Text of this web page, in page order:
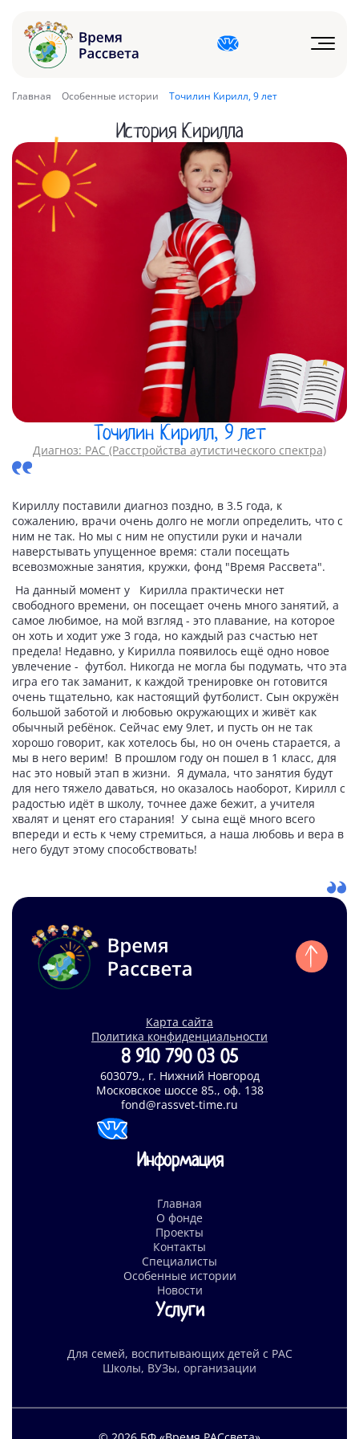
Главная Особенные истории Точилин Кирилл, 9 лет
История Кирилла
Точилин Кирилл, 9 лет
Диагноз: РАС (Расстройства аутистического спектра)
Кириллу поставили диагноз поздно, в 3.5 года, к
сожалению, врачи очень долго не могли определить, что с
ним не так. Но мы с ним не опустили руки и начали
наверстывать упущенное время: стали посещать
всевозможные занятия, кружки, фонд "Время Рассвета".
На данный момент у Кирилла практически нет
свободного времени, он посещает очень много занятий, а
самое любимое, на мой взгляд - это плавание, на которое
он хоть и ходит уже 3 года, но каждый раз счастью нет
предела! Недавно, у Кирилла появилось ещё одно новое
увлечение - футбол. Никогда не могла бы подумать, что эта
игра его так заманит, к каждой тренировке он готовится
очень тщательно, как настоящий футболист. Сын окружён
большой заботой и любовью окружающих и живёт как
обычный ребёнок. Сейчас ему 9лет, и пусть он не так
хорошо говорит, как хотелось бы, но он очень старается, а
мы в него верим! В прошлом году он пошел в 1 класс, для
нас это новый этап в жизни. Я думала, что занятия будут
для него тяжело даваться, но оказалось наоборот, Кирилл с
радостью идёт в школу, точнее даже бежит, а учителя
хвалят и ценят его старания! У сына ещё много всего
впереди и есть к чему стремиться, а наша любовь и вера в
него будут этому способствовать!
Карта сайта
Политика конфиденциальности
8 910 790 03 05
603079., г. Нижний Новгород
Московское шоссе 85., оф. 138
fond@rassvet-time.ru
Информация
Главная
О фонде
Проекты
Контакты
Специалисты
Особенные истории
Новости
Услуги
Для семей, воспитывающих детей с РАС
Школы, ВУЗы, организации